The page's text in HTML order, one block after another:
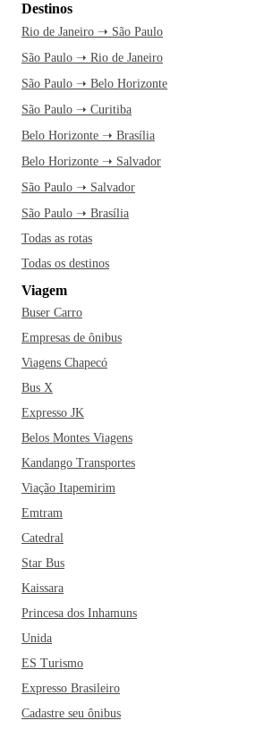
Destinos
Rio de Janeiro ➝ São Paulo
São Paulo ➝ Rio de Janeiro
São Paulo ➝ Belo Horizonte
São Paulo ➝ Curitiba
Belo Horizonte ➝ Brasília
Belo Horizonte ➝ Salvador
São Paulo ➝ Salvador
São Paulo ➝ Brasília
Todas as rotas
Todas os destinos
Viagem
Buser Carro
Empresas de ônibus
Viagens Chapecó
Bus X
Expresso JK
Belos Montes Viagens
Kandango Transportes
Viação Itapemirim
Emtram
Catedral
Star Bus
Kaissara
Princesa dos Inhamuns
Unida
ES Turismo
Expresso Brasileiro
Cadastre seu ônibus